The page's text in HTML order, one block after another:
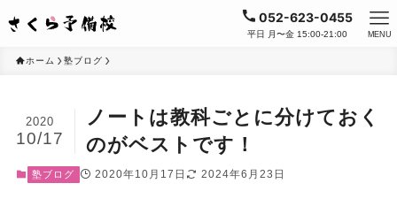
052-623-0455
平日 月〜金 15:00-21:00 MENU
ホーム 塾ブログ
ノートは教科ごとに分けておく
のがベストです！
2020
10/17
塾ブログ 2020年10月17日 2024年6月23日